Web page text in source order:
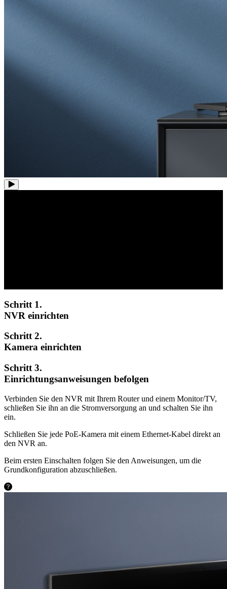
Schritt 1.
NVR einrichten
Schritt 2.
Kamera einrichten
Schritt 3.
Einrichtungsanweisungen befolgen
Verbinden Sie den NVR mit Ihrem Router und einem Monitor/TV,
schließen Sie ihn an die Stromversorgung an und schalten Sie ihn
ein.
Schließen Sie jede PoE-Kamera mit einem Ethernet-Kabel direkt an
den NVR an.
Beim ersten Einschalten folgen Sie den Anweisungen, um die
Grundkonfiguration abzuschließen.